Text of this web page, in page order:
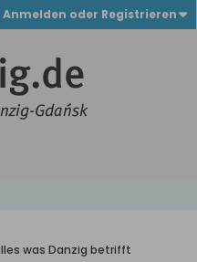
Anmelden oder Registrieren
was Danzig betrifft